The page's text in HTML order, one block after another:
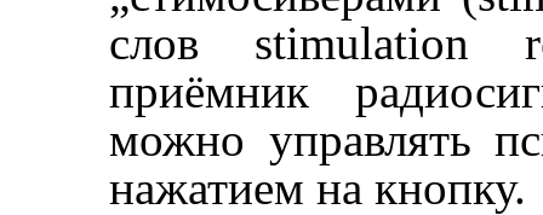
слов stimulation
приёмник
можно управлять
нажатием на кнопку.